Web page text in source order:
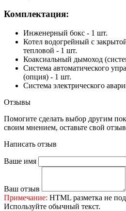
Комплектация:
Инженерный бокс - 1 шт.
Котел водогрейный с
тепловой - 1 шт.
Коаксиальный дымоход
Система автоматического
(опция) - 1 шт.
Система электрического
Отзывы
Помогите сделать выбор другим
своим мнением, оставьте свой отзыв
Написать отзыв
Ваше имя
Ваш отзыв
Примечание: HTML разметка не
Используйте обычный текст.